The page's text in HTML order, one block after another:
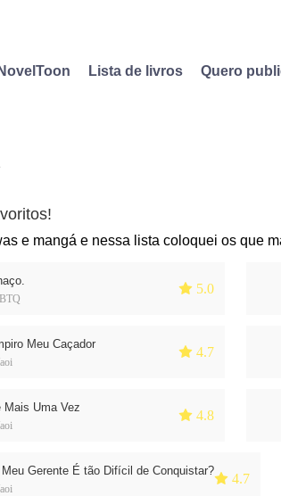
NovelToon Lista de livros Quero
e mangá e nessa lista coloquei os que
 5.0
Meu Caçador
 4.7
Mais Uma Vez
 4.8
Gerente É tão Difícil de Conquistar?
 4.7